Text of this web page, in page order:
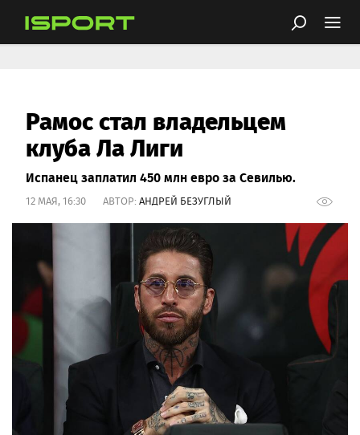
Рамос стал владельцем
клуба Ла Лиги
Испанец заплатил 450 млн евро за Севилью.
12 МАЯ, 16:30 АВТОР: АНДРЕЙ БЕЗУГЛЫЙ